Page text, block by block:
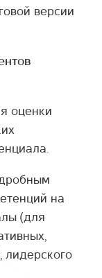
версии
оценки
на
(для
лидерского